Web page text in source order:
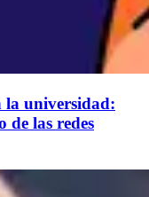
la universidad:
de las redes